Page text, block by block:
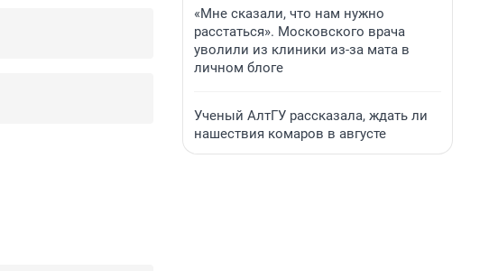
«Мне сказали, что нам нужно
расстаться». Московского врача
уволили из клиники из-за мата в
личном блоге
Ученый АлтГУ рассказала, ждать ли
нашествия комаров в августе